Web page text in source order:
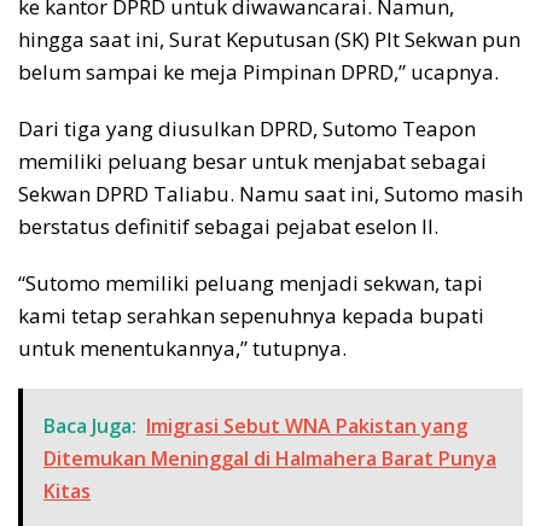
ke kantor DPRD untuk diwawancarai. Namun,
hingga saat ini, Surat Keputusan (SK) Plt Sekwan pun
belum sampai ke meja Pimpinan DPRD,” ucapnya.
Dari tiga yang diusulkan DPRD, Sutomo Teapon
memiliki peluang besar untuk menjabat sebagai
Sekwan DPRD Taliabu. Namu saat ini, Sutomo masih
berstatus definitif sebagai pejabat eselon II.
“Sutomo memiliki peluang menjadi sekwan, tapi
kami tetap serahkan sepenuhnya kepada bupati
untuk menentukannya,” tutupnya.
Baca Juga: Imigrasi Sebut WNA Pakistan yang
Ditemukan Meninggal di Halmahera Barat Punya
Kitas